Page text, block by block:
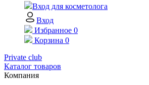
Вход для косметолога
Вход
Избранное 0
Корзина 0
Private club
Каталог товаров
Компания